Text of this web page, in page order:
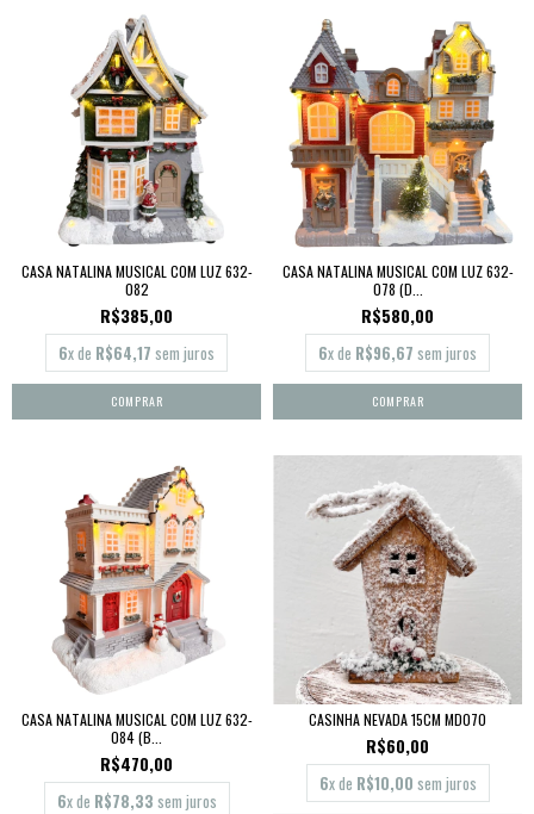
CASA NATALINA MUSICAL COM LUZ 632-
082
R$385,00
6x de R$64,17 sem juros
CASA NATALINA MUSICAL COM LUZ 632-
078 (D...
R$580,00
6x de R$96,67 sem juros
CASA NATALINA MUSICAL COM LUZ 632-
084 (B...
R$470,00
6x de R$78,33 sem juros
CASINHA NEVADA 15CM MD070
R$60,00
6x de R$10,00 sem juros